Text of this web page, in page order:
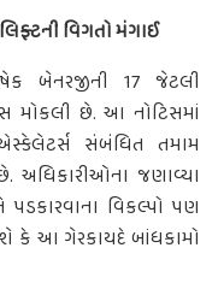
વિગતો મંગાઈ
બેનરજીની 17 જેટલી
મોકલી છે. આ નોટિસમાં
સંબંધિત તમામ
અધિકારીઓના જણાવ્યા
વિકલ્પો પણ
કે આ ગેરકાયદે બાંધકામો